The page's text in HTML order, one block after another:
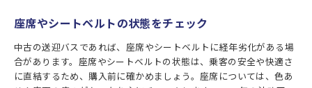
座席やシートベルトの状態をチェック
中古の送迎バスであれば、座席やシートベルトに経年劣化がある場
合があります。座席やシートベルトの状態は、乗客の安全や快適さ
に直結するため、購入前に確かめましょう。座席については、色あ